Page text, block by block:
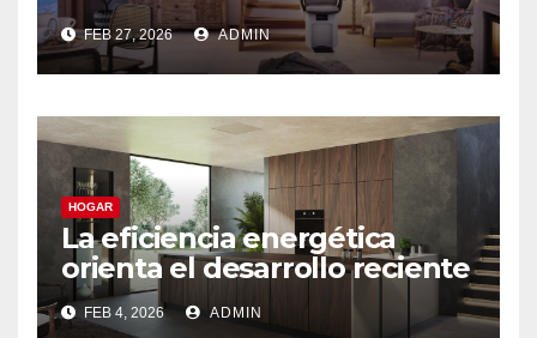
segmento de salvaescaleras
de alta gama
FEB 27, 2026 ADMIN
HOGAR
La eficiencia energética
orienta el desarrollo reciente
de Teka
FEB 4, 2026 ADMIN